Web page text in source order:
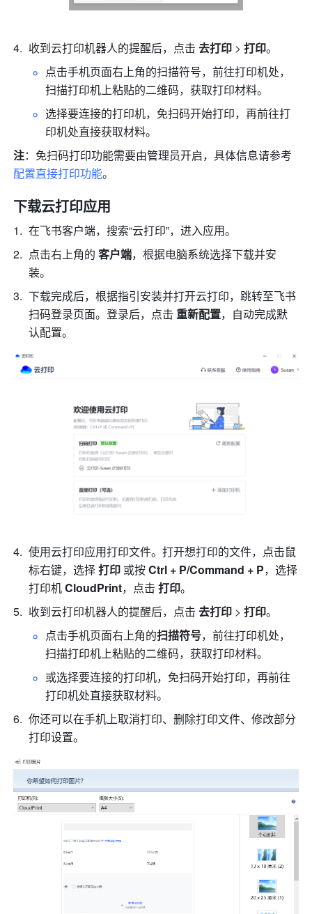
收到云打印机器人的提醒后，点击 去打印 > 打印。
点击手机页面右上角的扫描符号，前往打印机处，
扫描打印机上粘贴的二维码，获取打印材料。
选择要连接的打印机，免扫码开始打印，再前往打
印机处直接获取材料。
注：免扫码打印功能需要由管理员开启，具体信息请参考
配置直接打印功能。
下载云打印应用
在飞书客户端，搜索“云打印”，进入应用。
点击右上角的 客户端，根据电脑系统选择下载并安
装。
下载完成后，根据指引安装并打开云打印，跳转至飞书
扫码登录页面。登录后，点击 重新配置，自动完成默
认配置。
使用云打印应用打印文件。打开想打印的文件，点击鼠
标右键，选择 打印 或按 Ctrl + P/Command + P，选择
打印机 CloudPrint，点击 打印。
收到云打印机器人的提醒后，点击 去打印 > 打印。
点击手机页面右上角的扫描符号，前往打印机处，
扫描打印机上粘贴的二维码，获取打印材料。
或选择要连接的打印机，免扫码开始打印，再前往
打印机处直接获取材料。
你还可以在手机上取消打印、删除打印文件、修改部分
打印设置。